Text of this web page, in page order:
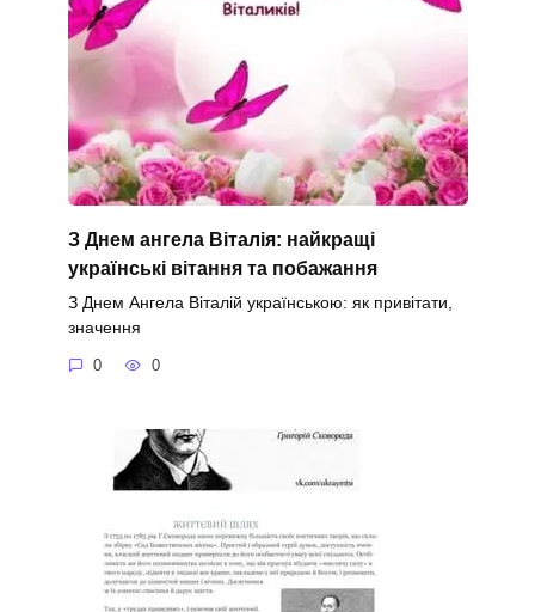
З Днем ангела Віталія: найкращі
українські вітання та побажання
З Днем Ангела Віталій українською: як привітати,
значення
0 0